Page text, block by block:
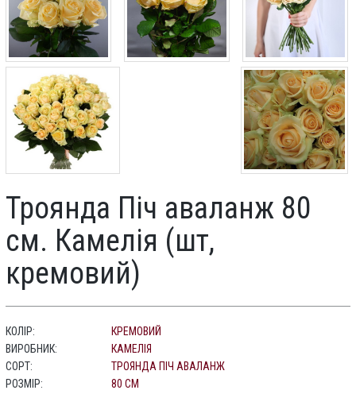
Троянда Піч аваланж 80
см. Камелія (шт,
кремовий)
КОЛІР:
КРЕМОВИЙ
ВИРОБНИК:
КАМЕЛІЯ
СОРТ:
ТРОЯНДА ПІЧ АВАЛАНЖ
РОЗМІР:
80 СМ